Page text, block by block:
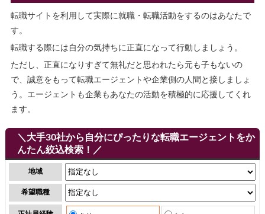
転職サイトを利用して実際に就職・転職活動をするのはあなたで
す。
転職する際には自分の気持ちに正直になって行動しましょう。
ただし、正直になりすぎて無礼だと思われたら元も子もないの
で、誠意をもって転職エージェントや企業側の人間と接しましょ
う。エージェントも企業もあなたの活動を積極的に応援してくれ
ます。
＼大手30社から自分にぴったりな転職エージェントをか
んたん絞込検索！／
地域
希望職種